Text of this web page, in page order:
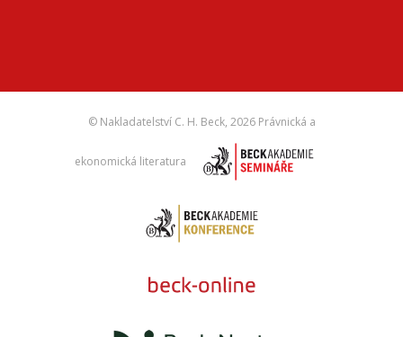
© Nakladatelství C. H. Beck, 2026 Právnická a
ekonomická literatura